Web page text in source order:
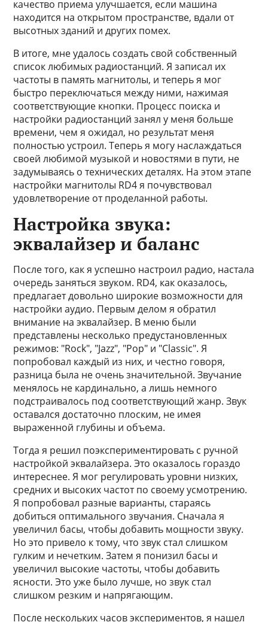
качество приема улучшается, если машина
находится на открытом пространстве, вдали от
высотных зданий и других помех.
В итоге, мне удалось создать свой собственный
список любимых радиостанций. Я записал их
частоты в память магнитолы, и теперь я мог
быстро переключаться между ними, нажимая
соответствующие кнопки. Процесс поиска и
настройки радиостанций занял у меня больше
времени, чем я ожидал, но результат меня
полностью устроил. Теперь я могу наслаждаться
своей любимой музыкой и новостями в пути, не
задумываясь о технических деталях. На этом этапе
настройки магнитолы RD4 я почувствовал
удовлетворение от проделанной работы.
Настройка звука:
эквалайзер и баланс
После того, как я успешно настроил радио, настала
очередь заняться звуком. RD4, как оказалось,
предлагает довольно широкие возможности для
настройки аудио. Первым делом я обратил
внимание на эквалайзер. В меню были
представлены несколько предустановленных
режимов: "Rock", "Jazz", "Pop" и "Classic". Я
попробовал каждый из них, и честно говоря,
разница была не очень значительной. Звучание
менялось не кардинально, а лишь немного
подстраивалось под соответствующий жанр. Звук
оставался достаточно плоским, не имея
выраженной глубины и объема.
Тогда я решил поэкспериментировать с ручной
настройкой эквалайзера. Это оказалось гораздо
интереснее. Я мог регулировать уровни низких,
средних и высоких частот по своему усмотрению.
Я попробовал разные варианты, стараясь
добиться оптимального звучания. Сначала я
увеличил басы, чтобы добавить мощности звуку.
Но это привело к тому, что звук стал слишком
гулким и нечетким. Затем я понизил басы и
увеличил высокие частоты, чтобы добавить
ясности. Это уже было лучше, но звук стал
слишком резким и напрягающим.
После нескольких часов экспериментов, я нашел